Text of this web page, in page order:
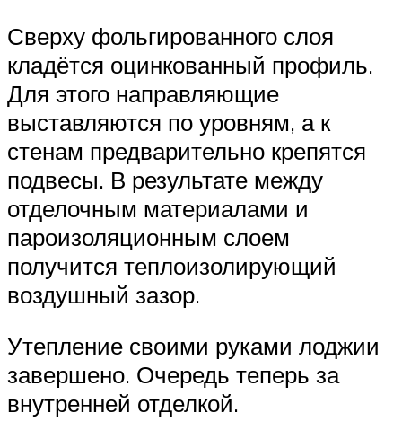
Сверху фольгированного слоя
кладётся оцинкованный профиль.
Для этого направляющие
выставляются по уровням, а к
стенам предварительно крепятся
подвесы. В результате между
отделочным материалами и
пароизоляционным слоем
получится теплоизолирующий
воздушный зазор.
Утепление своими руками лоджии
завершено. Очередь теперь за
внутренней отделкой.